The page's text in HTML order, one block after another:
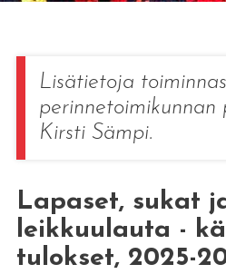
Lisätietoja
perinnetoimikunnan
Kirsti Sämpi.
Lapaset, sukat
leikkuulauta -
tulokset, 2025-